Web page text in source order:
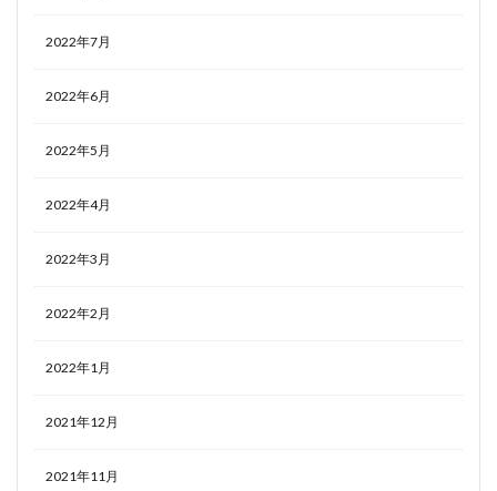
2022年7月
2022年6月
2022年5月
2022年4月
2022年3月
2022年2月
2022年1月
2021年12月
2021年11月